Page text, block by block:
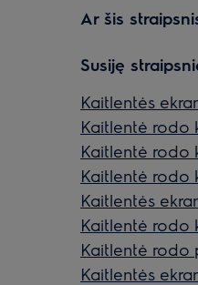
Ar šis
Susiję
Kaitlentės
Kaitlentė rodo
Kaitlentė rodo
Kaitlentė rodo
Kaitlentės
Kaitlentė rodo
Kaitlentė rodo
Kaitlentės